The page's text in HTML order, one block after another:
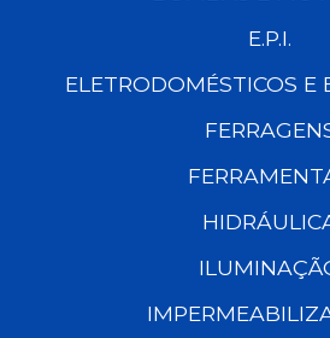
E.P.I.
ELETRODOMÉSTICOS E